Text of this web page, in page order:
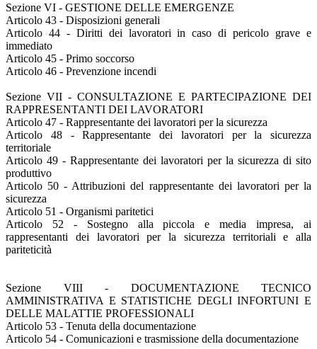
Sezione VI - GESTIONE DELLE EMERGENZE
Articolo 43 - Disposizioni generali
Articolo 44 - Diritti dei lavoratori in caso di pericolo grave e
immediato
Articolo 45 - Primo soccorso
Articolo 46 - Prevenzione incendi
Sezione VII - CONSULTAZIONE E PARTECIPAZIONE DEI
RAPPRESENTANTI DEI LAVORATORI
Articolo 47 - Rappresentante dei lavoratori per la sicurezza
Articolo 48 - Rappresentante dei lavoratori per la sicurezza
territoriale
Articolo 49 - Rappresentante dei lavoratori per la sicurezza di sito
produttivo
Articolo 50 - Attribuzioni del rappresentante dei lavoratori per la
sicurezza
Articolo 51 - Organismi paritetici
Articolo 52 - Sostegno alla piccola e media impresa, ai
rappresentanti dei lavoratori per la sicurezza territoriali e alla
pariteticità
Sezione VIII - DOCUMENTAZIONE TECNICO
AMMINISTRATIVA E STATISTICHE DEGLI INFORTUNI E
DELLE MALATTIE PROFESSIONALI
Articolo 53 - Tenuta della documentazione
Articolo 54 - Comunicazioni e trasmissione della documentazione